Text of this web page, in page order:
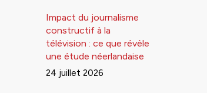
Impact du journalisme
constructif à la
télévision : ce que révèle
une étude néerlandaise
24 juillet 2026